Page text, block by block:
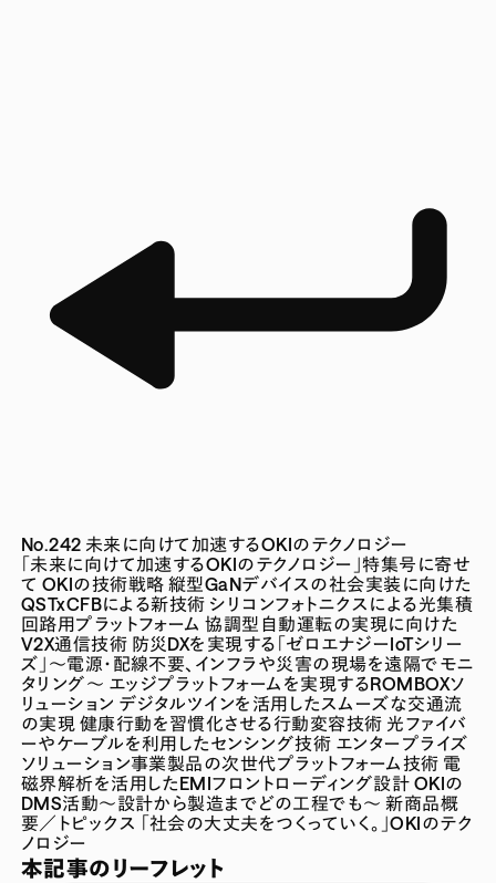
No.242 未来に向けて加速するOKIのテクノロジー
「未来に向けて加速するOKIのテクノロジー」特集号に寄せ
て OKIの技術戦略 縦型GaNデバイスの社会実装に向けた
QSTxCFBによる新技術 シリコンフォトニクスによる光集積
回路用プラットフォーム 協調型自動運転の実現に向けた
V2X通信技術 防災DXを実現する「ゼロエナジーIoTシリー
ズ」～電源・配線不要、インフラや災害の現場を遠隔でモニ
タリング～ エッジプラットフォームを実現するROMBOXソ
リューション デジタルツインを活用したスムーズな交通流
の実現 健康行動を習慣化させる行動変容技術 光ファイバ
ーやケーブルを利用したセンシング技術 エンタープライズ
ソリューション事業製品の次世代プラットフォーム技術 電
磁界解析を活用したEMIフロントローディング設計 OKIの
DMS活動～設計から製造までどの工程でも～ 新商品概
要／トピックス 「社会の大丈夫をつくっていく。」OKIのテク
ノロジー
本記事のリーフレット